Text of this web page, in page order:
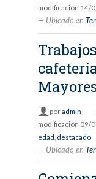
modificación 14/
Ubicado en
poradmin
modificación 09/
edad destacado
Ubicado en